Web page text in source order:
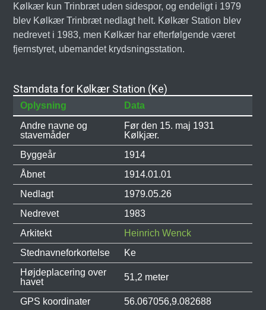
Kølkær kun Trinbræt uden sidespor, og endeligt i 1979
blev Kølkær Trinbræt nedlagt helt. Kølkær Station blev
nedrevet i 1983, men Kølkær har efterfølgende været
fjernstyret, ubemandet krydsningsstation.
Stamdata for Kølkær Station (Ke)
Oplysning
Data
Andre navne og
stavemåder
Før den 15. maj 1931
Kølkjær.
Byggeår
1914
Åbnet
1914.01.01
Nedlagt
1979.05.26
Nedrevet
1983
Arkitekt
Heinrich Wenck
Stednavneforkortelse
Ke
Højdeplacering over
havet
51,2 meter
GPS koordinater 56.067056,9.082688